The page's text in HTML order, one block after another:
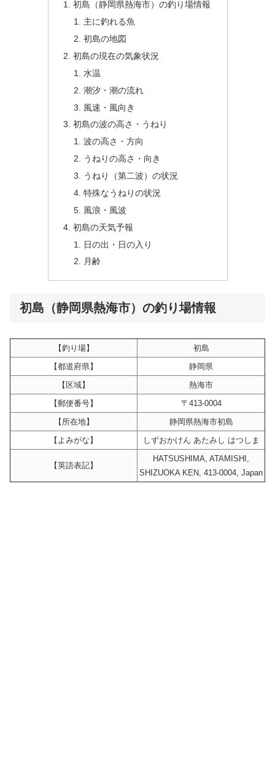
初島（静岡県熱海市）の釣り場情報
主に釣れる魚
初島の地図
初島の現在の気象状況
水温
潮汐・潮の流れ
風速・風向き
初島の波の高さ・うねり
波の高さ・方向
うねりの高さ・向き
うねり（第二波）の状況
特殊なうねりの状況
風浪・風波
初島の天気予報
日の出・日の入り
月齢
初島（静岡県熱海市）の釣り場情報
【釣り場】
初島
【都道府県】
静岡県
【区域】
熱海市
【郵便番号】
〒413-0004
【所在地】
静岡県熱海市初島
【よみがな】
しずおかけん あたみし はつしま
【英語表記】
HATSUSHIMA, ATAMISHI,
SHIZUOKA KEN, 413-0004, Japan